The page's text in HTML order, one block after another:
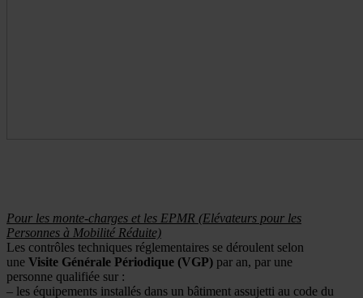
Pour les monte-charges et les EPMR (Elévateurs pour les
Personnes à Mobilité Réduite)
Les contrôles techniques réglementaires se déroulent selon
une Visite Générale Périodique (VGP) par an, par une
personne qualifiée sur :
– les équipements installés dans un bâtiment assujetti au code du